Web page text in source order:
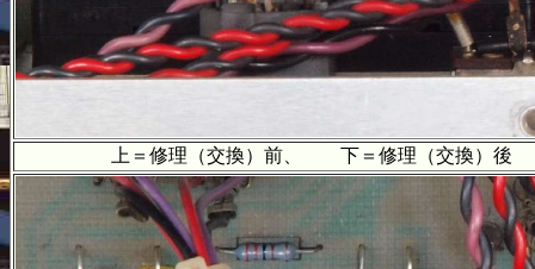
上＝修理（交換）前、 下＝修理